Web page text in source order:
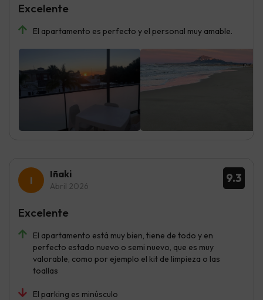
El apartamento es perfecto y el personal muy amable.
Excelente
9.3
Iñaki
Abril 2026
El apartamento está muy bien, tiene de todo y en
perfecto estado nuevo o semi nuevo, que es muy
valorable, como por ejemplo el kit de limpieza o las
toallas
El parking es minúsculo
Excelente